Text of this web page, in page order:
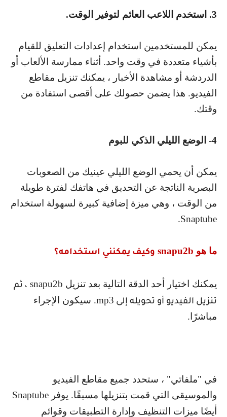
3. استخدم اللاعب العائم لتوفير الوقت.
يمكن للمستخدمين استخدام إعدادات التعليق للقيام
بأشياء متعددة في وقت واحد. أثناء ممارسة الألعاب أو
الدردشة أو مشاهدة الأخبار ، يمكنك تنزيل مقاطع
الفيديو. هذا يضمن حصولك على أقصى استفادة من
وقتك.
4- الوضع الليلي الذكي للبوم
يمكن أن يحمي الوضع الليلي عينيك من الصعوبات
البصرية الناتجة عن التحديق في هاتفك لفترة طويلة
من الوقت ، وهي ميزة إضافية كبيرة لسهولة استخدام
Snaptube
.
ما هو snapu2b وكيف يمكنني استخدامه؟
يمكنك اختيار أحد الدقة التالية بعد تنزيل snapu2b ، ثم
تنزيل الفيديو أو تحويله إلى mp3. سيكون الإجراء
مباشرًا.
في "ملفاتي" ، ستحدد جميع مقاطع الفيديو
والموسيقى التي قمت بتنزيلها مسبقًا. يوفر Snaptube
أيضًا ميزات التنظيف وإدارة التطبيقات وقوائم